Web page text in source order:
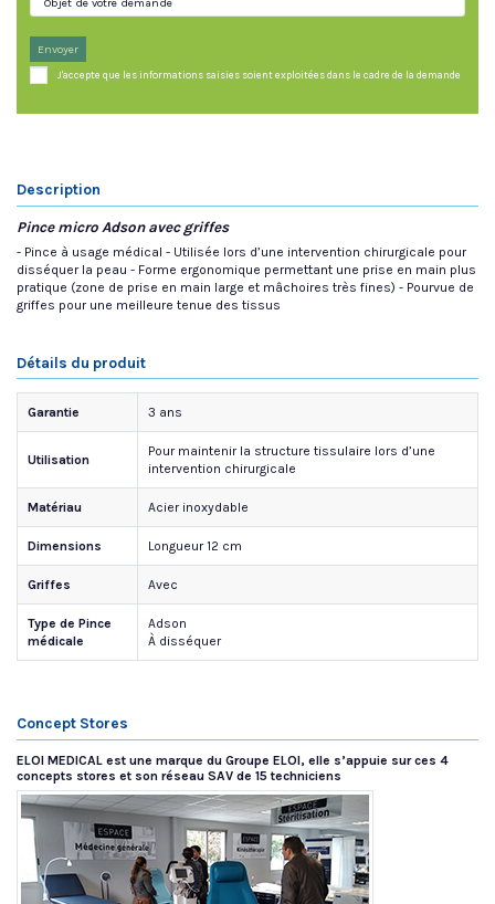
Envoyer
J'accepte que les informations saisies soient exploitées dans le cadre de la demande
Description
Pince micro Adson avec griffes
- Pince à usage médical - Utilisée lors d’une intervention chirurgicale pour
disséquer la peau - Forme ergonomique permettant une prise en main plus
pratique (zone de prise en main large et mâchoires très fines) - Pourvue de
griffes pour une meilleure tenue des tissus
Détails du produit
Garantie 3 ans
Utilisation
Pour maintenir la structure tissulaire lors d’une
intervention chirurgicale
Matériau Acier inoxydable
Dimensions Longueur 12 cm
Griffes Avec
Type de Pince
médicale
Adson
À disséquer
Concept Stores
ELOI MEDICAL est une marque du Groupe ELOI, elle s’appuie sur ces 4
concepts stores et son réseau SAV de 15 techniciens